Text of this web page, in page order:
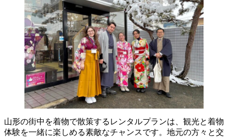
山形の街中を着物で散策するレンタルプランは、観光と着物
体験を一緒に楽しめる素敵なチャンスです。地元の方々と交